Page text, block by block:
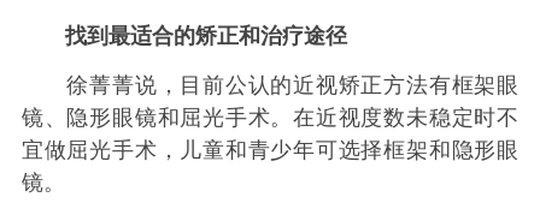
找到最适合的矫正和治疗途径
徐菁菁说，目前公认的近视矫正方法有框架眼
镜、隐形眼镜和屈光手术。在近视度数未稳定时不
宜做屈光手术，儿童和青少年可选择框架和隐形眼
镜。